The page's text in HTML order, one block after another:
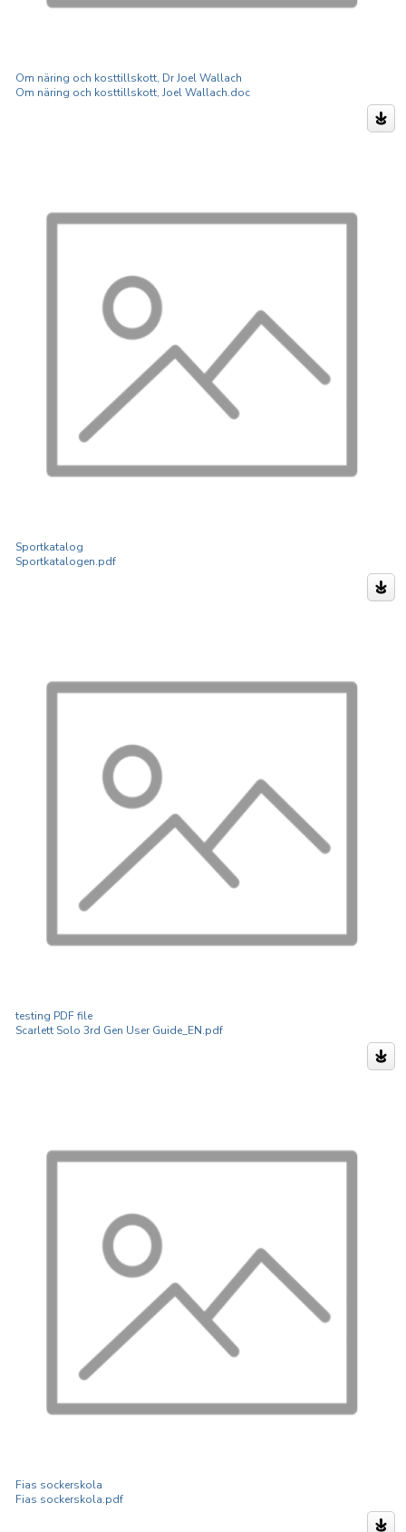
Om näring och kosttillskott, Dr Joel Wallach
Om näring och kosttillskott, Joel Wallach.doc
Sportkatalog
Sportkatalogen.pdf
testing PDF file
Scarlett Solo 3rd Gen User Guide_EN.pdf
Fias sockerskola
Fias sockerskola.pdf